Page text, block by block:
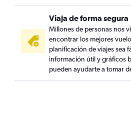
Viaja de forma segura
Millones de personas nos
encontrar los mejores
planificación de viajes sea
información útil y gráficos
pueden ayudarte a tomar